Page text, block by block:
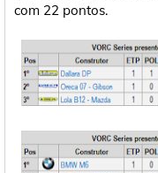
com 22 pontos.